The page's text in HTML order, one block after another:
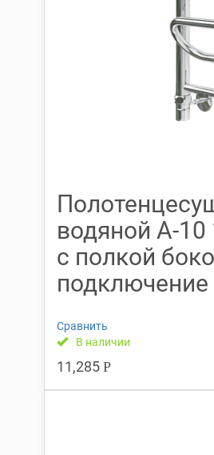
водяной А-10
с полкой
подключение
Сравнить
В наличии
11,285 Р